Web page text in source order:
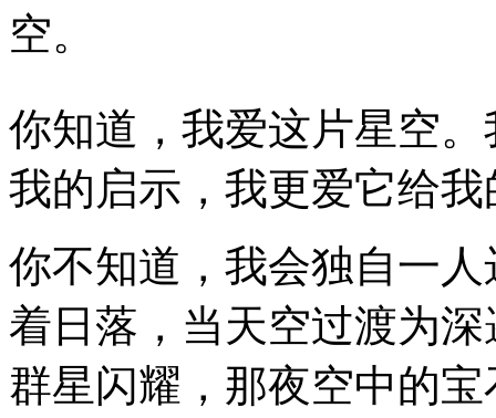
空。
你知道，我爱这片星空
我的启示，我更爱它给
你不知道，我会独自一
着日落，当天空过渡为
群星闪耀，那夜空中的